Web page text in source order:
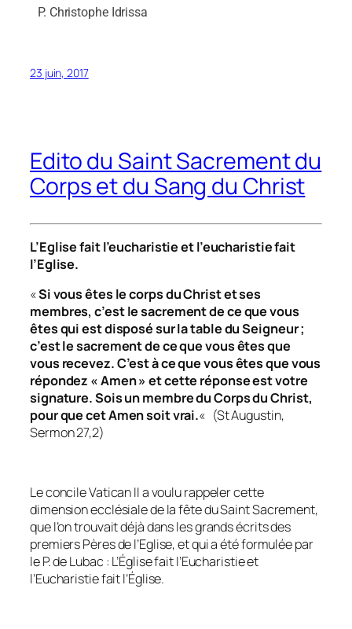
P. Christophe Idrissa
23 juin, 2017
Edito du Saint Sacrement du
Corps et du Sang du Christ
L’Eglise fait l’eucharistie et l’eucharistie fait
l’Eglise.
«Si vous êtes le corps du Christ et ses
membres, c’est le sacrement de ce que vous
êtes qui est disposé sur la table du Seigneur ;
c’est le sacrement de ce que vous êtes que
vous recevez. C’est à ce que vous êtes que vous
répondez « Amen » et cette réponse est votre
signature. Sois un membre du Corps du Christ,
pour que cet Amen soit vrai.« (St Augustin,
Sermon 27,2)
Le concile Vatican II a voulu rappeler cette
dimension ecclésiale de la fête du Saint Sacrement,
que l’on trouvait déjà dans les grands écrits des
premiers Pères de l’Eglise, et qui a été formulée par
le P. de Lubac : L’Église fait l’Eucharistie et
l’Eucharistie fait l’Église.